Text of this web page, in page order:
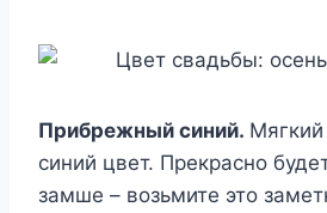
Прибрежный синий. Мягкий
синий цвет. Прекрасно
замше – возьмите это